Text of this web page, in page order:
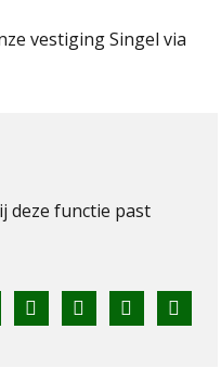
vestiging Singel via
deze functie past
TwitterLinkedInPinterestWhatsApp
E-
mail